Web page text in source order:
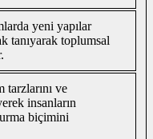
yeni yapılar
tanıyarak toplumsal
ve
insanların
biçimini